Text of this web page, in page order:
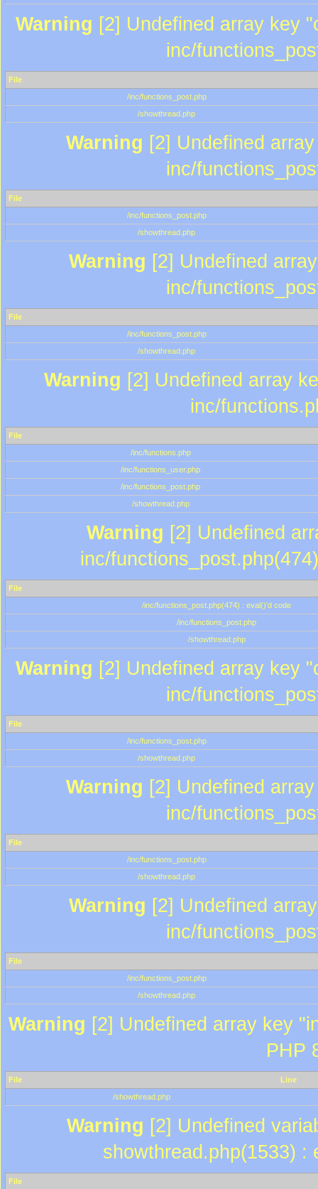
Warning [2] Undefined array key
inc/
File
/inc/functions_post.php
/showthread.php
Warning [2] Undefined
inc/
File
/inc/functions_post.php
/showthread.php
Warning [2] Undefined
inc/
File
/inc/functions_post.php
/showthread.php
Warning [2] Undefined array
inc/
File
/inc/functions.php
/inc/functions_user.php
/inc/functions_post.php
/showthread.php
Warning [2] Undefined
inc/
File
/inc/functions_post.php(474) : eval()'d code
/inc/functions_post.php
/showthread.php
Warning [2] Undefined array key
inc/
File
/inc/functions_post.php
/showthread.php
Warning [2] Undefined
inc/
File
/inc/functions_post.php
/showthread.php
Warning [2] Undefined
inc/
File
/inc/functions_post.php
/showthread.php
Warning [2] Undefined array key
PHP
File
Line
/showthread.php
Warning [2] Undefined
showthread.php(1533) :
File